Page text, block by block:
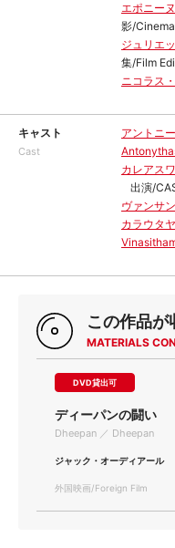
エポニー
影/
ジュリエ
集/Film
ニコラス
キャスト
Cast
アントニ
カレアス
出演/
ヴァンサ
カラウタ
この作品が
MATERIALS
DVD貸出可
ディーパンの闘い
Dheepan ／ Dheepan
ジャック・オーディアール
外国映画/Foreign Film